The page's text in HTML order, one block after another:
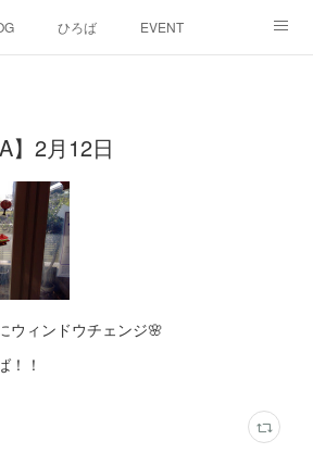
ひろば EVENT
】2月12日
ウィンドウチェンジ🌸
！！